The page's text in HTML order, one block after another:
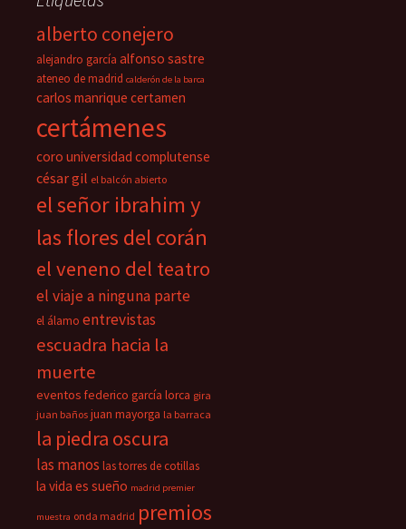
alberto conejero
alejandro garcía alfonso sastre
ateneo de madrid calderón de la barca
carlos manrique certamen
certámenes
coro universidad complutense
césar gil el balcón abierto
el señor ibrahim y
las flores del corán
el veneno del teatro
el viaje a ninguna parte
el álamo entrevistas
escuadra hacia la
muerte
eventos federico garcía lorca gira
juan baños juan mayorga la barraca
la piedra oscura
las manos las torres de cotillas
la vida es sueño madrid premier
muestra onda madrid premios